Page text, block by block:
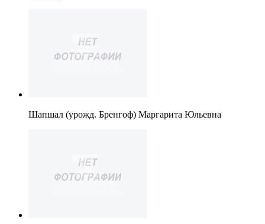
Шапшал (урожд. Бренгоф) Маргарита Юльевна